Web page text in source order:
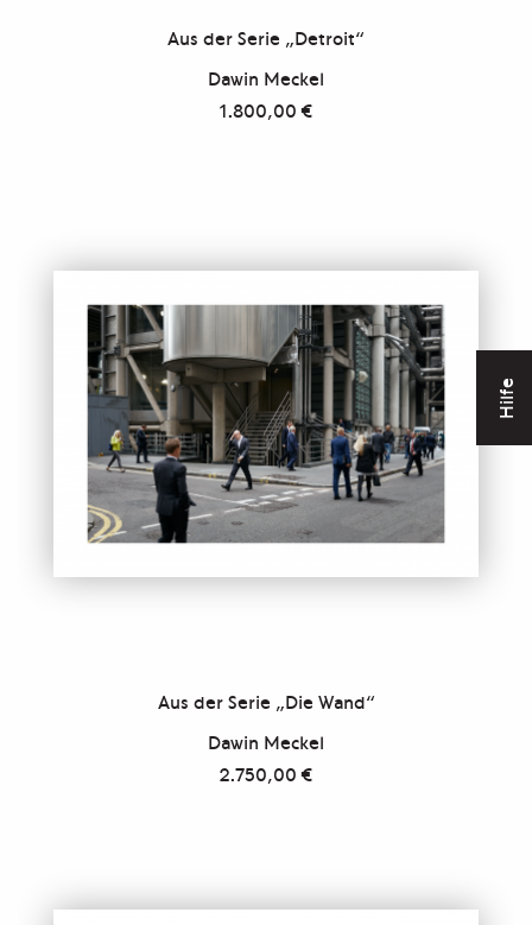
Hilfe
Aus der Serie „Detroit“
Dawin Meckel
1.800,00€
Aus der Serie „Die Wand“
Dawin Meckel
2.750,00€